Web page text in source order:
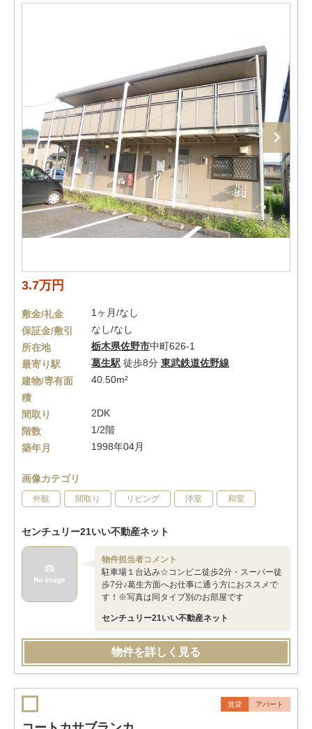
3.7万円
敷金/礼金
1ヶ月/なし
保証金/敷引
なし/なし
所在地
栃木県佐野市中町626-1
最寄り駅
葛生駅 徒歩8分 東武鉄道佐野線
建物/専有面
積
40.50m²
間取り
2DK
階数
1/2階
築年月
1998年04月
画像カテゴリ
外観 間取り リビング 洋室 和室
センチュリー21いい不動産ネット
物件担当者コメント
駐車場１台込み☆コンビニ徒歩2分・スーパー徒
歩7分♪葛生方面へお仕事に通う方におススメで
す！※写真は同タイプ別のお部屋です
センチュリー21いい不動産ネット
物件を詳しく見る
賃貸 アパート